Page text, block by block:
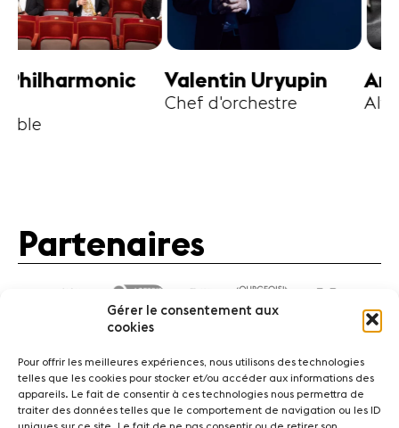
Gérer le consentement aux
cookies
Pour offrir les meilleures expériences, nous utilisons des technologies
telles que les cookies pour stocker et/ou accéder aux informations des
appareils. Le fait de consentir à ces technologies nous permettra de
traiter des données telles que le comportement de navigation ou les ID
Valentin Uryupin
Chef d'orchestre
Amihai
Partenaires
ActualitésConcerts Bénévoles Médiation